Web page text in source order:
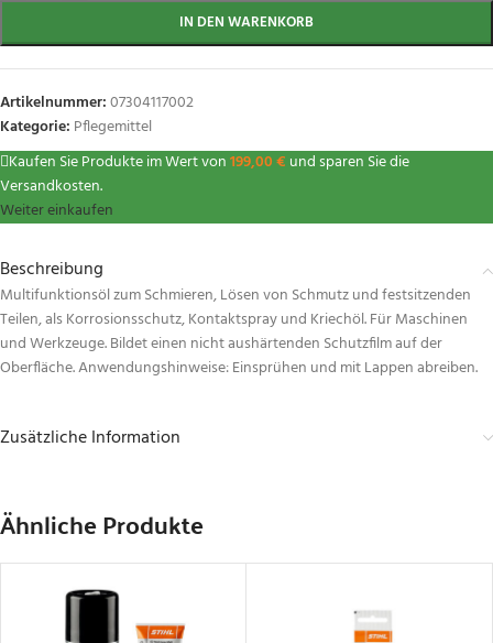
IN DEN WARENKORB
Artikelnummer:07304117002
Kategorie: Pflegemittel
Kaufen Sie Produkte im Wert von199,00€ und sparen Sie die
Versandkosten.
Weiter einkaufen
Beschreibung
Multifunktionsöl zum Schmieren, Lösen von Schmutz und festsitzenden
Teilen, als Korrosionsschutz, Kontaktspray und Kriechöl. Für Maschinen
und Werkzeuge. Bildet einen nicht aushärtenden Schutzfilm auf der
Oberfläche. Anwendungshinweise: Einsprühen und mit Lappen abreiben.
Zusätzliche Information
Ähnliche Produkte